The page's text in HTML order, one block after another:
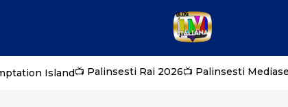
Island📺 Palinsesti Rai 2026📺 Palinsesti